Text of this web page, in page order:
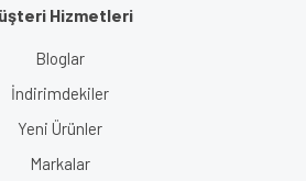
Hizmetleri
Bloglar
İndirimdekiler
Yeni Ürünler
Markalar